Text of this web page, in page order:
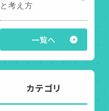
と考え方
一覧へ
カテゴリ